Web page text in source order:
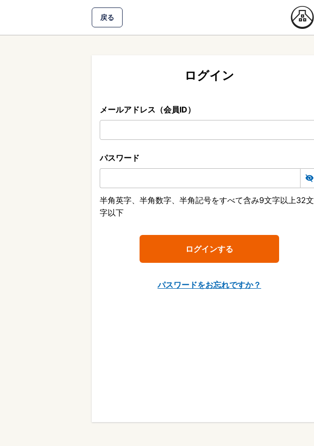
戻る
ログイン
メールアドレス（会員ID）
パスワード
半角英字、半角数字、半角記号をすべて含み9文字以上32文
字以下
パスワードをお忘れですか？